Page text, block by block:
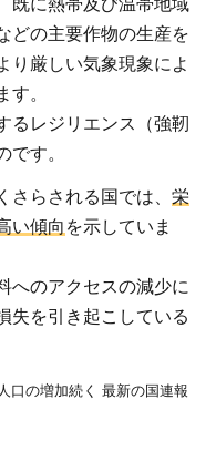
どの主要作物の生産を
り厳しい気象現象によ
す。
るレジリエンス（強靭
です。
さらされる国では、 栄
い傾向 を示していま
へのアクセスの減少に
失を引き起こしている
口の増加続く 最新の国連報